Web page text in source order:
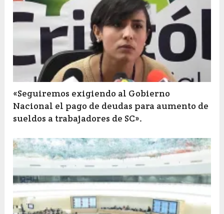
«Seguiremos exigiendo al Gobierno
Nacional el pago de deudas para aumento de
sueldos a trabajadores de SC».